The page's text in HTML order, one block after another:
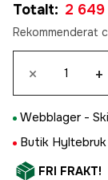
Totalt: 2
Rekommenderat
× +
Webblager -
Butik
FRI FRAKT!